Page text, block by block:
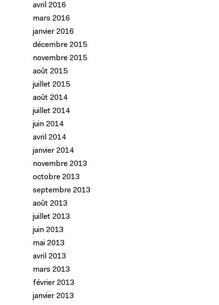
avril 2016
mars 2016
janvier 2016
décembre 2015
novembre 2015
août 2015
juillet 2015
août 2014
juillet 2014
juin 2014
avril 2014
janvier 2014
novembre 2013
octobre 2013
septembre 2013
août 2013
juillet 2013
juin 2013
mai 2013
avril 2013
mars 2013
février 2013
janvier 2013